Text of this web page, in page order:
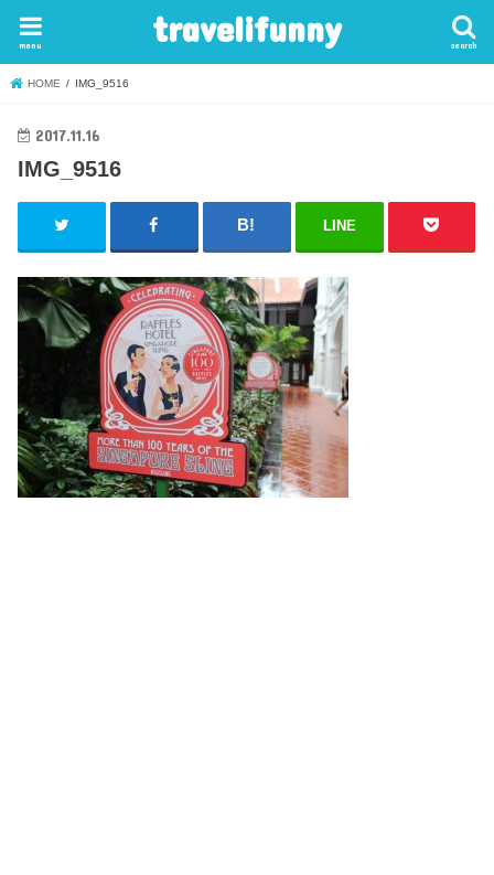
travelifunny search
menu
HOME IMG_9516
2017.11.16
IMG_9516
LINE